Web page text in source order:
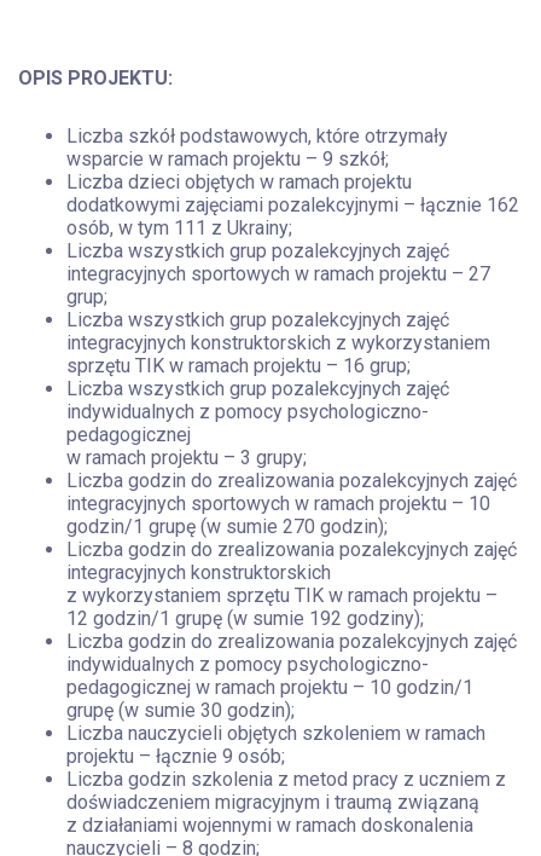
OPIS PROJEKTU:
Liczba szkół podstawowych, które otrzymały
wsparcie w ramach projektu – 9 szkół;
Liczba dzieci objętych w ramach projektu
dodatkowymi zajęciami pozalekcyjnymi – łącznie 162
osób, w tym 111 z Ukrainy;
Liczba wszystkich grup pozalekcyjnych zajęć
integracyjnych sportowych w ramach projektu – 27
grup;
Liczba wszystkich grup pozalekcyjnych zajęć
integracyjnych konstruktorskich z wykorzystaniem
sprzętu TIK w ramach projektu – 16 grup;
Liczba wszystkich grup pozalekcyjnych zajęć
indywidualnych z pomocy psychologiczno-
pedagogicznej
w ramach projektu – 3 grupy;
Liczba godzin do zrealizowania pozalekcyjnych zajęć
integracyjnych sportowych w ramach projektu – 10
godzin/1 grupę (w sumie 270 godzin);
Liczba godzin do zrealizowania pozalekcyjnych zajęć
integracyjnych konstruktorskich
z wykorzystaniem sprzętu TIK w ramach projektu –
12 godzin/1 grupę (w sumie 192 godziny);
Liczba godzin do zrealizowania pozalekcyjnych zajęć
indywidualnych z pomocy psychologiczno-
pedagogicznej w ramach projektu – 10 godzin/1
grupę (w sumie 30 godzin);
Liczba nauczycieli objętych szkoleniem w ramach
projektu – łącznie 9 osób;
Liczba godzin szkolenia z metod pracy z uczniem z
doświadczeniem migracyjnym i traumą związaną
z działaniami wojennymi w ramach doskonalenia
nauczycieli – 8 godzin;